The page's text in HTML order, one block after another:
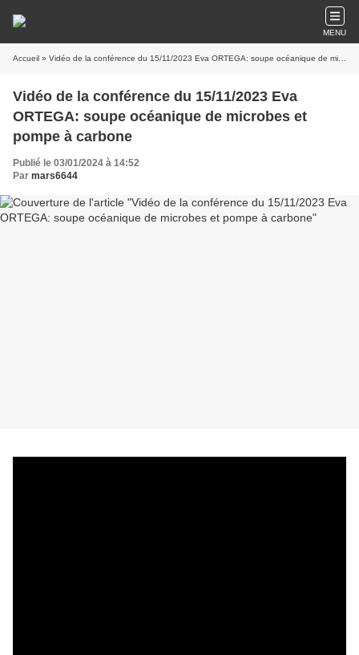
MENU
Accueil » Vidéo de la conférence du 15/11/2023 Eva ORTEGA: soupe océanique de microbes et pompe à carbone
Vidéo de la conférence du 15/11/2023 Eva
ORTEGA: soupe océanique de microbes et
pompe à carbone
Publié le 03/01/2024 à 14:52
Par mars6644